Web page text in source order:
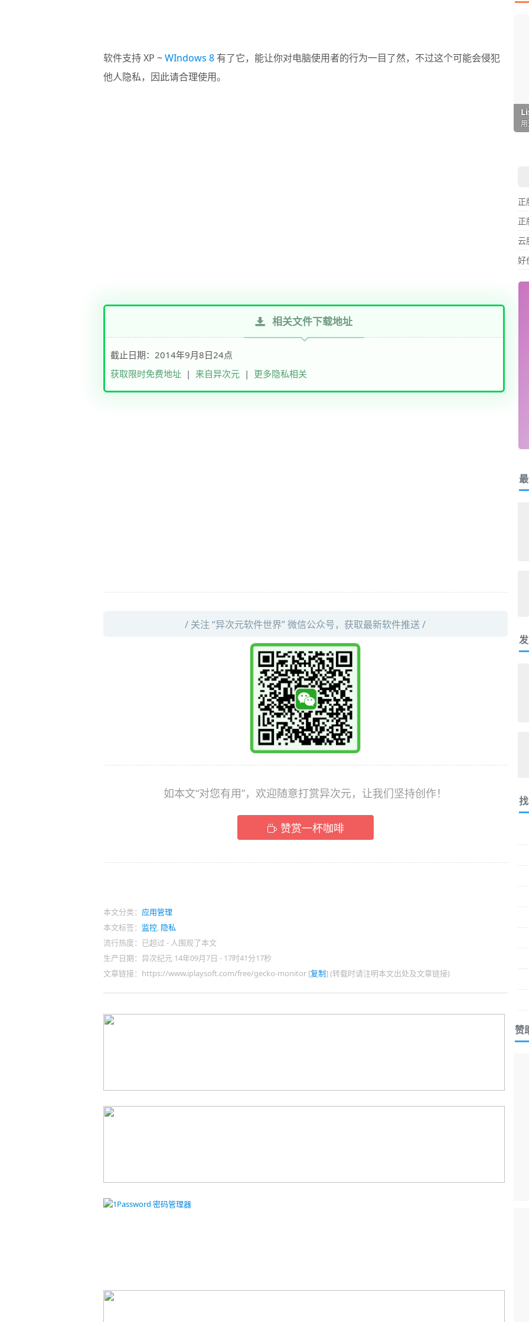
软件支持 XP ~WIndows 8有了它，能让你对电脑使用者的行为一目了然，不过这个可能会侵犯
他人隐私，因此请合理使用。
相关文件下载地址
截止日期：2014年9月8日24点
获取限时免费地址| 来自异次元| 更多隐私相关
/ 关注 “异次元软件世界” 微信公众号，获取最新软件推送 /
如本文“对您有用”，欢迎随意打赏异次元，让我们坚持创作！
赞赏一杯咖啡
本文分类： 应用管理
本文标签： 监控, 隐私
流行热度：已超过 -人围观了本文
生产日期：异次纪元 14年09月7日 - 17时41分17秒
文章链接：https://www.iplaysoft.com/free/gecko-monitor [复制] (转载时请注明本文出处及文章链接)
正
正
云
好
赞